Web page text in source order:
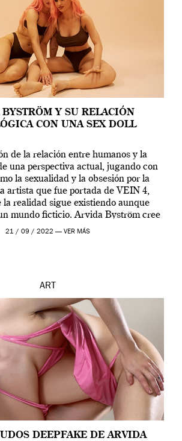
Y SU RELACIÓN
CON UNA SEX DOLL
de la relación entre humanos y la
una perspectiva actual, jugando con
la sexualidad y la obsesión por la
artista que fue portada de VEIN 4,
la realidad sigue existiendo aunque
mundo ficticio. Arvida Byström cree
tienen un complejo […]
21 / 09 / 2022 — VER MÁS
ART
DEEPFAKE DE ARVIDA